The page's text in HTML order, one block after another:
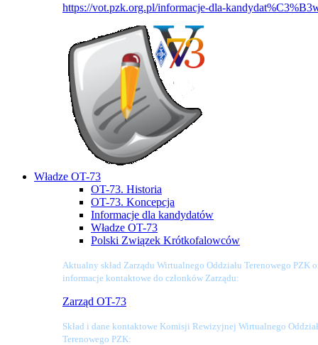
https://vot.pzk.org.pl/informacje-dla-
Władze OT-73
OT-73. Historia
OT-73. Koncepcja
Informacje dla kandydatów
Władze OT-73
Polski Związek Krótkofalowców
Aktualny skład Zarządu Wirtualnego Oddziału Terenowego PZK
informacje kontaktowe do członków Zarządu:
Zarząd OT-73
Skład i dane kontaktowe Komisji Rewizyjnej Wirtualnego
Terenowego PZK: